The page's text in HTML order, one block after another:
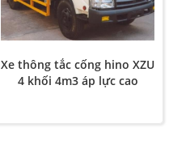
Xe thông tắc cống hino XZU
4 khối 4m3 áp lực cao